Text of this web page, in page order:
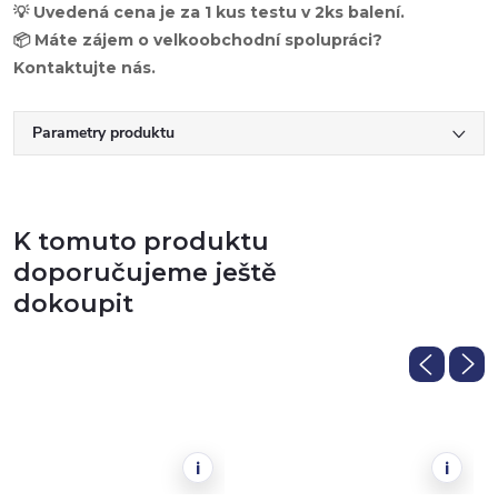
💡 Uvedená cena je za 1 kus testu v 2ks balení.
📦 Máte zájem o velkoobchodní spolupráci?
Kontaktujte nás.
Parametry produktu
K tomuto produktu
doporučujeme ještě
dokoupit
i i